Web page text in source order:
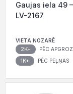
Gaujas iela 49
LV-2167
VIETA NOZARĒ
2K+ PĒC
1K+ PĒC PEĻŅAS